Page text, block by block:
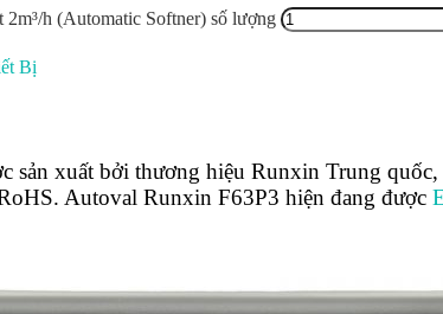
h (Automatic Softner) số lượng
Bị
sản xuất bởi thương hiệu Runxin Trung
Autoval Runxin F63P3 hiện đang được